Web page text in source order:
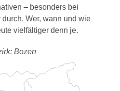
– besonders bei
Wer, wann und wie
vielfältiger denn je.
Bozen